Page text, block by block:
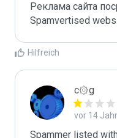
Реклама сайта
Spamvertised
Hilfreich
c۞g
vor 14
Spammer listed